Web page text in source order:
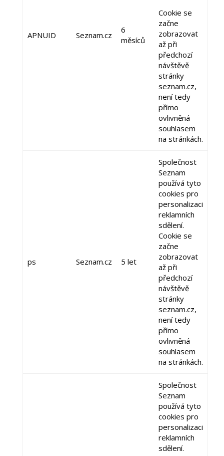
APNUID Seznam.cz
6
měsíců
Cookie se
začne
zobrazovat
až při
předchozí
návštěvě
stránky
seznam.cz,
není tedy
přímo
ovlivněná
souhlasem
na stránkách.
ps Seznam.cz 5 let
Společnost
Seznam
používá tyto
cookies pro
personalizaci
reklamních
sdělení.
Cookie se
začne
zobrazovat
až při
předchozí
návštěvě
stránky
seznam.cz,
není tedy
přímo
ovlivněná
souhlasem
na stránkách.
Společnost
Seznam
používá tyto
cookies pro
personalizaci
reklamních
sdělení.